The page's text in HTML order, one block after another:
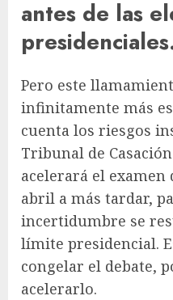
antes de las
Pero este
infinitamente más
cuenta los riesgos
Tribunal de
acelerará el examen
abril a más tardar,
incertidumbre se
límite presidencial.
congelar el debate,
acelerarlo.